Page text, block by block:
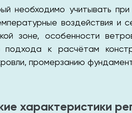
необходимо учитывать
воздействия и
зоне, особенности
к расчётам
промерзанию
характеристики